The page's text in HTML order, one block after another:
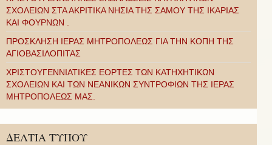
ΣΧΟΛΕΙΩΝ ΣΤΑ ΑΚΡΙΤΙΚΑ ΝΗΣΙΑ ΤΗΣ ΣΑΜΟΥ ΤΗΣ ΙΚΑΡΙΑΣ
ΚΑΙ ΦΟΥΡΝΩΝ .
ΠΡΟΣΚΛΗΣΗ ΙΕΡΑΣ ΜΗΤΡΟΠΟΛΕΩΣ ΓΙΑ ΤΗΝ ΚΟΠΗ ΤΗΣ
ΑΓΙΟΒΑΣΙΛΟΠΙΤΑΣ
ΧΡΙΣΤΟΥΓΕΝΝΙΑΤΙΚΕΣ ΕΟΡΤΕΣ ΤΩΝ ΚΑΤΗΧΗΤΙΚΩΝ
ΣΧΟΛΕΙΩΝ ΚΑΙ ΤΩΝ ΝΕΑΝΙΚΩΝ ΣΥΝΤΡΟΦΙΩΝ ΤΗΣ ΙΕΡΑΣ
ΜΗΤΡΟΠΟΛΕΩΣ ΜΑΣ.
ΔΕΛΤΙΑ ΤΥΠΟΥ